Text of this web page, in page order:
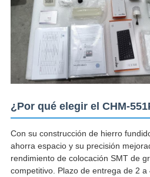
¿Por qué elegir el CHM-
Con su construcción de hierro
ahorra espacio y su precisión
rendimiento de colocación SMT de
competitivo. Plazo de entrega de 2